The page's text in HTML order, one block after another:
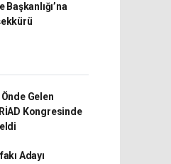
Başkanlığı’na
Gelen
Kongresinde
Adayı